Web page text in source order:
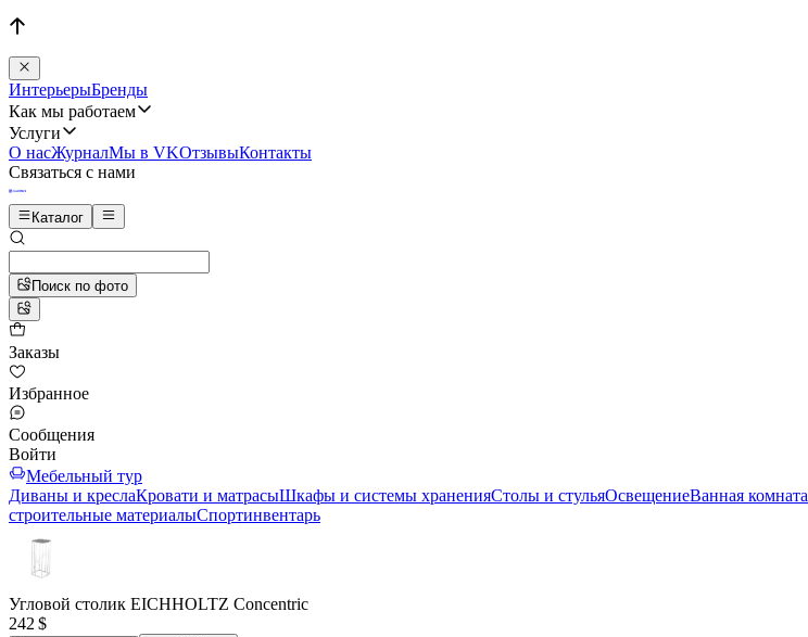
ИнтерьерыБренды
Как мы работаем
Услуги
О насЖурналМы в VKОтзывыКонтакты
Связаться с нами
Каталог
Поиск по фото
Заказы
Избранное
Сообщения
Войти
Мебельный тур
Диваны и креслаКровати и матрасыШкафы и системы храненияСтолы и стульяОсвещениеВанная комната
строительные материалыСпортинвентарь
Угловой столик EICHHOLTZ Concentric
242 $